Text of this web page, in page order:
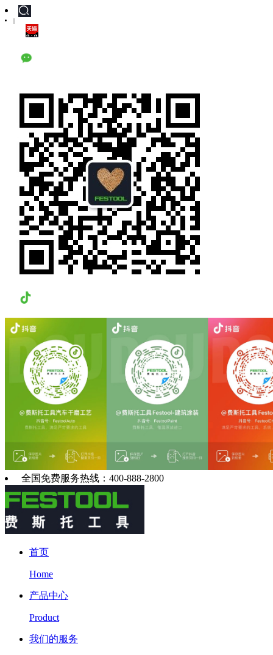
|
全国免费服务热线：400-888-2800
首页
Home
产品中心
Product
我们的服务